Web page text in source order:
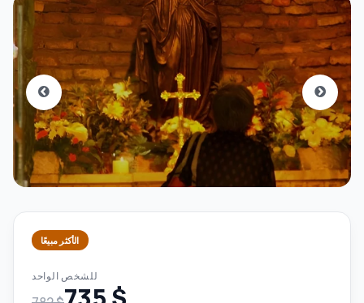
الأكثر مبيعًا
للشخص الواحد